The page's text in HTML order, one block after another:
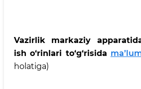
Vazirlik markaziy
ish o‘rinlari to‘g‘risida
holatiga)